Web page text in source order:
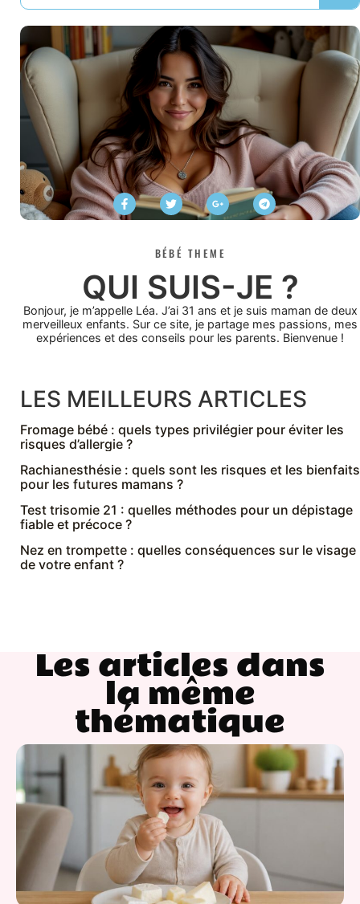
BÉBÉ THEME
QUI SUIS-JE ?
Bonjour, je m’appelle Léa. J’ai 31 ans et je suis maman de deux
merveilleux enfants. Sur ce site, je partage mes passions, mes
expériences et des conseils pour les parents. Bienvenue !
LES MEILLEURS ARTICLES
Fromage bébé : quels types privilégier pour éviter les
risques d’allergie ?
Rachianesthésie : quels sont les risques et les bienfaits
pour les futures mamans ?
Test trisomie 21 : quelles méthodes pour un dépistage
fiable et précoce ?
Nez en trompette : quelles conséquences sur le visage
de votre enfant ?
Les articles dans
la même
thématique